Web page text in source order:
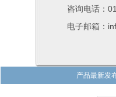
咨询电话：
电子邮箱：
产品最新发